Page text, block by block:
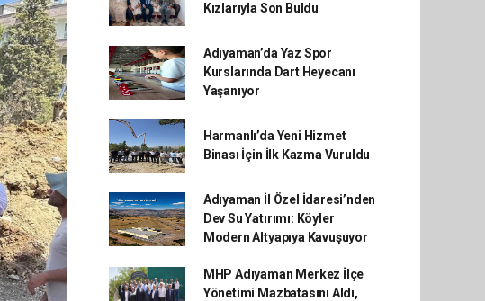
Kızlarıyla Son Buldu
Adıyaman’da Yaz Spor
Kurslarında Dart Heyecanı
Yaşanıyor
Harmanlı’da Yeni Hizmet
Binası İçin İlk Kazma Vuruldu
Adıyaman İl Özel İdaresi’nden
Dev Su Yatırımı: Köyler
Modern Altyapıya Kavuşuyor
MHP Adıyaman Merkez İlçe
Yönetimi Mazbatasını Aldı,